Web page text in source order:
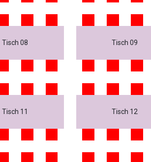
Tisch 08 Tisch 09
Tisch 11 Tisch 12